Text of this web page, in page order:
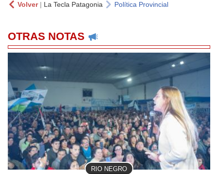
Volver| La Tecla Patagonia Política Provincial
OTRAS NOTAS
RIO NEGRO